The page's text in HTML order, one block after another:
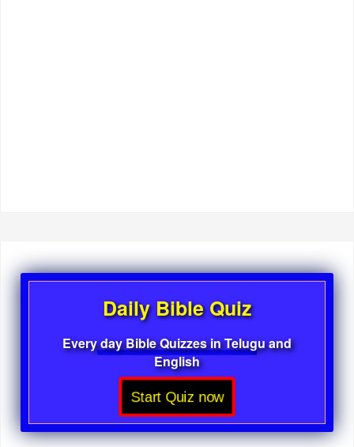
Daily Bible Quiz
Every day Bible Quizzes in Telugu and
English
Start Quiz now